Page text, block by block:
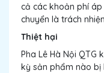
cả các khoản phí
chuyển là trách
Thiệt hại
Pha Lê Hà Nội QTG
kỳ sản phẩm nào